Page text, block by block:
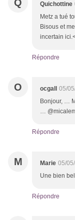
Q Quichottine
Metz a tué
Bisous et
incertain
Répondre
O ocgall
05/
Bonjour, …
…
Répondre
M Marie 05/
Une bien
Répondre